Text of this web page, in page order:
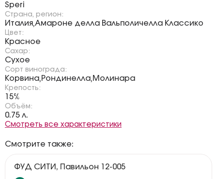
Speri
Страна, регион:
Италия,Амароне делла Вальполичелла Классико
Цвет:
Красное
Сахар:
Сухое
Сорт винограда:
Корвина,Рондинелла,Молинара
Крепость:
15%
Объём:
0.75 л.
Смотреть все характеристики
Смотрите также:
ФУД СИТИ, Павильон 12-005